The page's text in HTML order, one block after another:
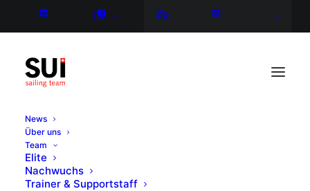
DE FR
News
Über uns
Team
Elite
Nachwuchs
Trainer & Supportstaff